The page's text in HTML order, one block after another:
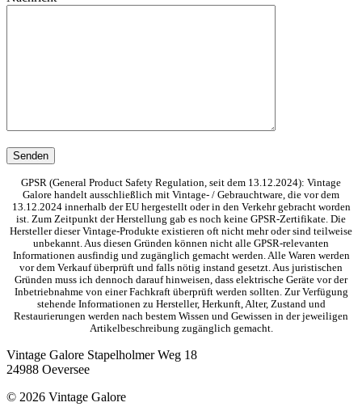
GPSR (General Product Safety Regulation, seit dem 13.12.2024): Vintage
Galore handelt ausschließlich mit Vintage- / Gebrauchtware, die vor dem
13.12.2024 innerhalb der EU hergestellt oder in den Verkehr gebracht worden
ist. Zum Zeitpunkt der Herstellung gab es noch keine GPSR-Zertifikate. Die
Hersteller dieser Vintage-Produkte existieren oft nicht mehr oder sind teilweise
unbekannt. Aus diesen Gründen können nicht alle GPSR-relevanten
Informationen ausfindig und zugänglich gemacht werden. Alle Waren werden
vor dem Verkauf überprüft und falls nötig instand gesetzt. Aus juristischen
Gründen muss ich dennoch darauf hinweisen, dass elektrische Geräte vor der
Inbetriebnahme von einer Fachkraft überprüft werden sollten. Zur Verfügung
stehende Informationen zu Hersteller, Herkunft, Alter, Zustand und
Restaurierungen werden nach bestem Wissen und Gewissen in der jeweiligen
Artikelbeschreibung zugänglich gemacht.
Vintage Galore Stapelholmer Weg 18
24988 Oeversee
© 2026 Vintage Galore